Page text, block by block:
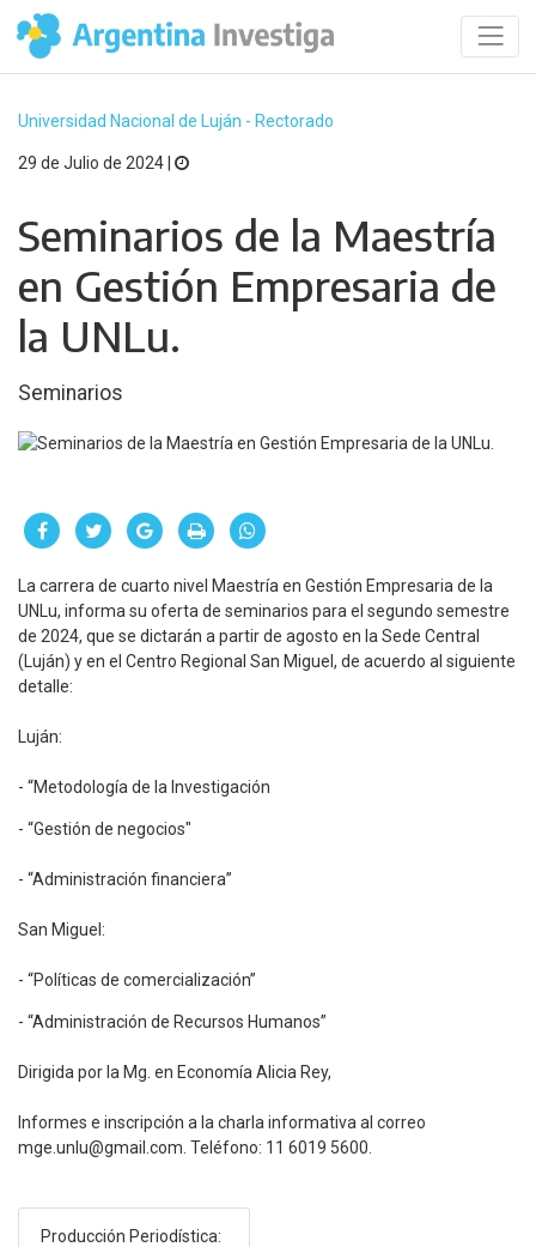
Universidad Nacional de Luján - Rectorado
29 de Julio de 2024 |
Seminarios de la Maestría
en Gestión Empresaria de
la UNLu.
Seminarios
La carrera de cuarto nivel Maestría en Gestión Empresaria de la
UNLu, informa su oferta de seminarios para el segundo semestre
de 2024, que se dictarán a partir de agosto en la Sede Central
(Luján) y en el Centro Regional San Miguel, de acuerdo al siguiente
detalle:
Luján:
- “Metodología de la Investigación
- “Gestión de negocios"
- “Administración financiera”
San Miguel:
- “Políticas de comercialización”
- “Administración de Recursos Humanos”
Dirigida por la Mg. en Economía Alicia Rey,
Informes e inscripción a la charla informativa al correo
mge.unlu@gmail.com. Teléfono: 11 6019 5600.
Producción Periodística: